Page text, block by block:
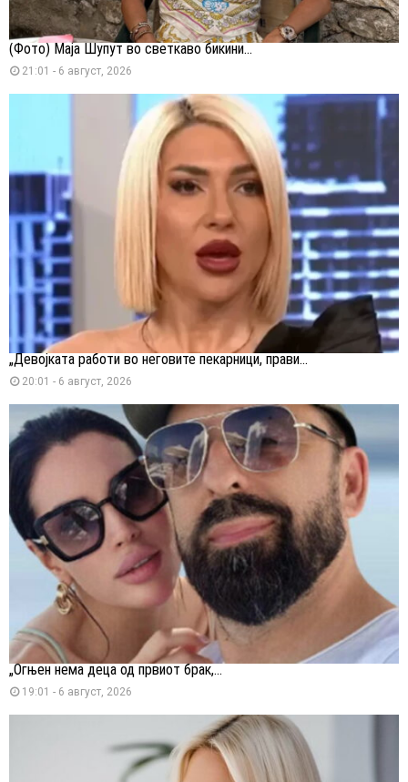
(Фото) Маја Шупут во светкаво бикини...
21:01 - 6 август, 2026
„Девојката работи во неговите пекарници, прави...
20:01 - 6 август, 2026
„Огњен нема деца од првиот брак,...
19:01 - 6 август, 2026